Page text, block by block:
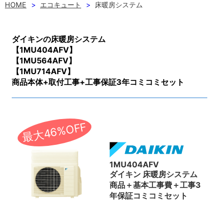
HOME エコキュート 床暖房システム
ダイキンの床暖房システム
【1MU404AFV】
【1MU564AFV】
【1MU714AFV】
商品本体+取付工事+工事保証3年コミコミセット
最大46%OFF
1MU404AFV
ダイキン 床暖房システム
商品＋基本工事費＋工事3
年保証コミコミセット